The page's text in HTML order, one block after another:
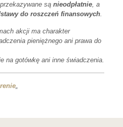
są nieodpłatnie, a
do roszczeń finansowych.
akcji ma charakter
pieniężnego ani prawa do
na gotówkę ani inne świadczenia.
„